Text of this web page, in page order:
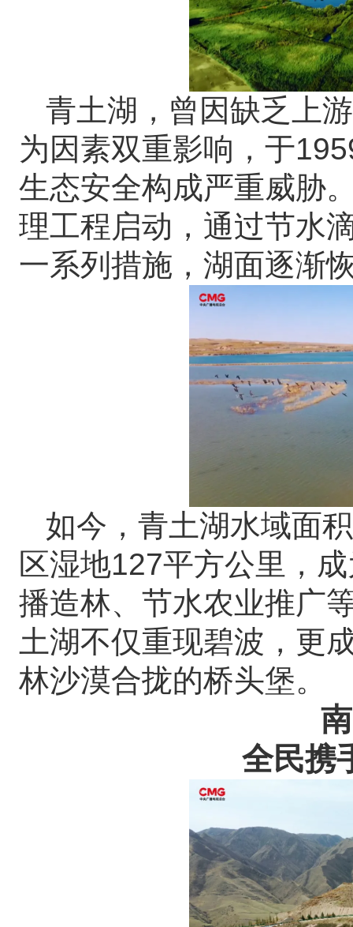
青土湖，曾因缺乏上
为因素双重影响，于
生态安全构成严重威胁
理工程启动，通过节水
一系列措施，湖面逐渐
如今，青土湖水域面
区湿地127平方公里，
播造林、节水农业推广
土湖不仅重现碧波，更
林沙漠合拢的桥头堡。
全民携